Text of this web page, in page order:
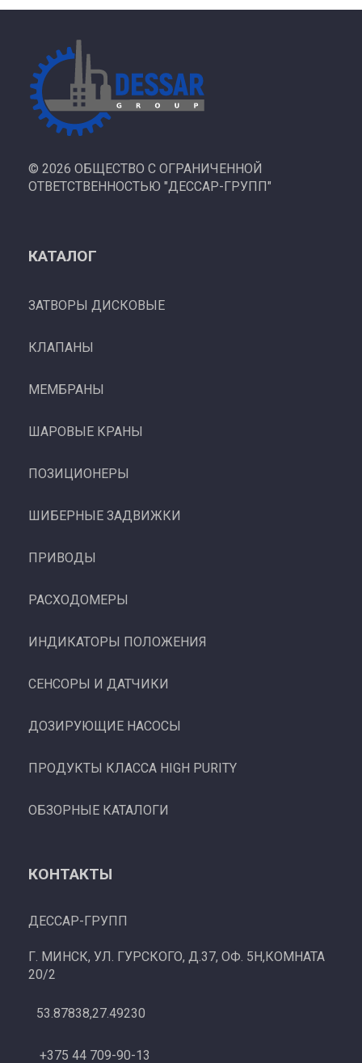
© 2026 ОБЩЕСТВО С ОГРАНИЧЕННОЙ
ОТВЕТСТВЕННОСТЬЮ "ДЕССАР-ГРУПП"
КАТАЛОГ
ЗАТВОРЫ ДИСКОВЫЕ
КЛАПАНЫ
МЕМБРАНЫ
ШАРОВЫЕ КРАНЫ
ПОЗИЦИОНЕРЫ
ШИБЕРНЫЕ ЗАДВИЖКИ
ПРИВОДЫ
РАСХОДОМЕРЫ
ИНДИКАТОРЫ ПОЛОЖЕНИЯ
СЕНСОРЫ И ДАТЧИКИ
ДОЗИРУЮЩИЕ НАСОСЫ
ПРОДУКТЫ КЛАССА HIGH PURITY
ОБЗОРНЫЕ КАТАЛОГИ
КОНТАКТЫ
ДЕССАР-ГРУПП
Г. МИНСК, УЛ. ГУРСКОГО, Д.37, ОФ. 5Н,КОМНАТА
20/2
53.87838,27.49230
+375 44 709-90-13